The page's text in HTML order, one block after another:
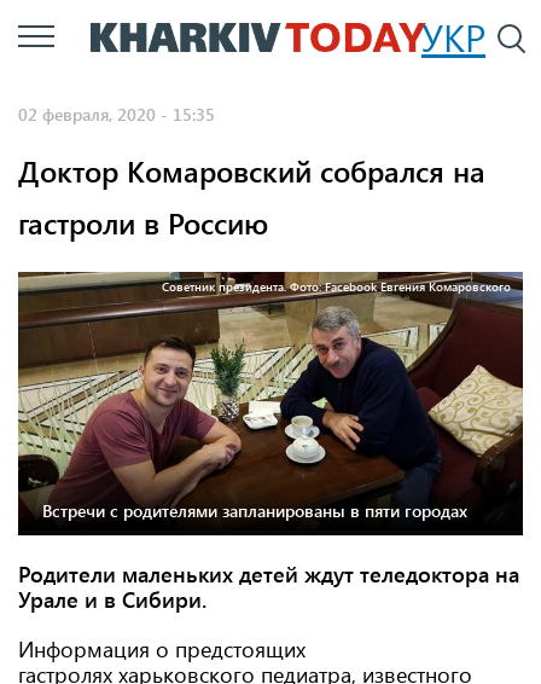
Перейти
к
УКР
02 февраля, 2020 - 15:35
Доктор Комаровский собрался на
гастроли в Россию
Советник президента. Фото: Facebook Евгения Комаровского
Встречи с родителями запланированы в пяти городах
Родители маленьких детей ждут теледоктора на
Урале и в Сибири.
Информация о предстоящих
гастролях харьковского педиатра, известного